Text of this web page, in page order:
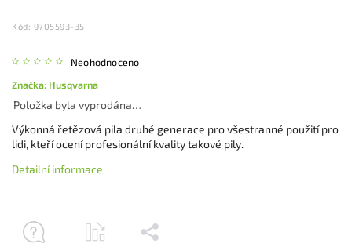
Kód: 9705593-35
Neohodnoceno
Značka: Husqvarna
Položka byla vyprodána…
Výkonná řetězová pila druhé generace pro všestranné použití pro
lidi, kteří ocení profesionální kvality takové pily.
Detailní informace